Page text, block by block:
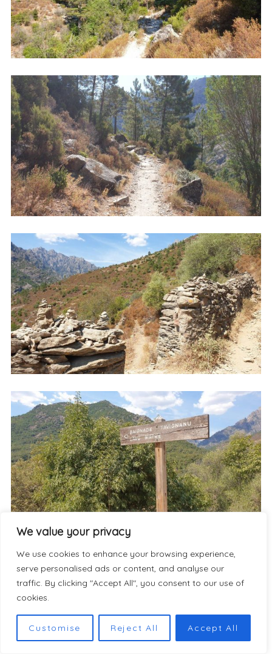
We value your privacy
We use cookies to enhance your browsing experience,
serve personalised ads or content, and analyse our
traffic. By clicking "Accept All", you consent to our use of
cookies.
Customise Reject All Accept All